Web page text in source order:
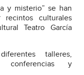
y misterio” se han
recintos culturales
Teatro García
talleres,
conferencias y